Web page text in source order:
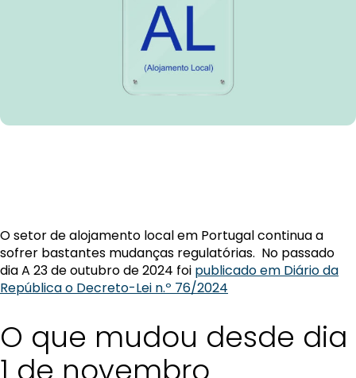
O setor de alojamento local em Portugal continua a
sofrer bastantes mudanças regulatórias. No passado
dia A 23 de outubro de 2024 foi publicado em Diário da
República o Decreto-Lei n.º 76/2024
O que mudou desde dia